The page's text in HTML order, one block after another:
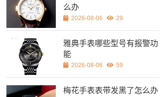
么办
2026-08-06 29
雅典手表哪些型号有报警功
能
2026-08-06 59
梅花手表表带发黑了怎么办